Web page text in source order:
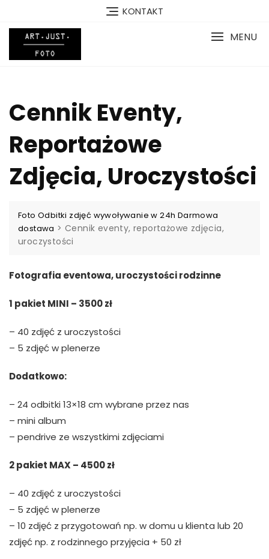
content
KONTAKT
MENU
Cennik Eventy,
Reportażowe
Zdjęcia, Uroczystości
Foto Odbitki zdjęć wywoływanie w 24h Darmowa
dostawa >Cennik eventy, reportażowe zdjęcia,
uroczystości
Fotografia eventowa, uroczystości rodzinne
1 pakiet MINI – 3500 zł
– 40 zdjęć z uroczystości
– 5 zdjęć w plenerze
Dodatkowo:
– 24 odbitki 13×18 cm wybrane przez nas
– mini album
– pendrive ze wszystkimi zdjęciami
2 pakiet MAX – 4500 zł
– 40 zdjęć z uroczystości
– 5 zdjęć w plenerze
– 10 zdjęć z przygotowań np. w domu u klienta lub 20
zdjęć np. z rodzinnego przyjęcia + 50 zł